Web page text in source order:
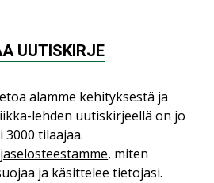
kasvaa voimakkaasti:
syntyvät, kun
menetelmät
taloyhtiöissä
, TILAAJILLE
UUTISKIRJE
alamme kehityksestä ja
lehden uutiskirjeellä on jo
3000 tilaajaa.
, miten
ja käsittelee tietojasi.